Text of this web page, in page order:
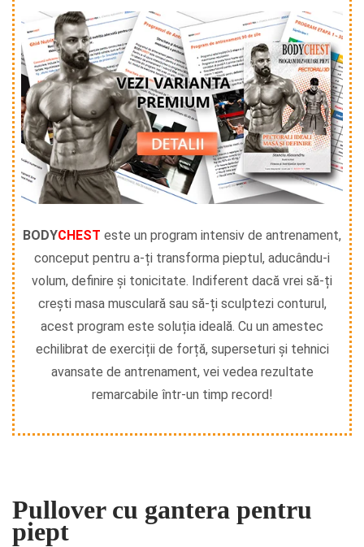
BODYCHEST este un program intensiv de antrenament,
conceput pentru a-ți transforma pieptul, aducându-i
volum, definire și tonicitate. Indiferent dacă vrei să-ți
crești masa musculară sau să-ți sculptezi conturul,
acest program este soluția ideală. Cu un amestec
echilibrat de exerciții de forță, superseturi și tehnici
avansate de antrenament, vei vedea rezultate
remarcabile într-un timp record!
Pullover cu gantera pentru
piept